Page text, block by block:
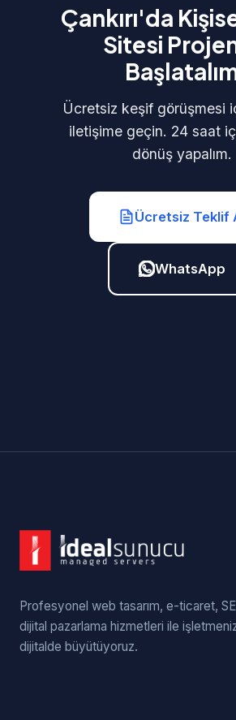
Çankırı'da
Sitesi
Ücretsiz keşif görüşmesi
iletişime geçin. 24 saat
dönüş yapalım.
Ücretsiz Teklif
WhatsApp
Profesyonel web tasarım, e-ticaret,
dijital pazarlama hizmetleri ile
dijitalde büyütüyoruz.